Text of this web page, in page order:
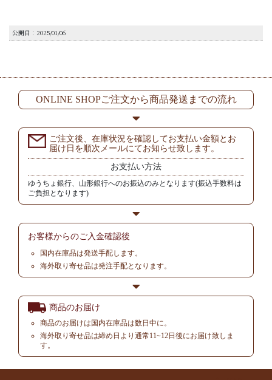
公開日：2025/01/06
ONLINE SHOPご注文から商品発送までの流れ
ご注文後、在庫状況を確認してお支払い金額とお
届け日を順次メールにてお知らせ致します。
お支払い方法
ゆうちょ銀行、山形銀行へのお振込のみとなります(振込手数料は
ご負担となります)
お客様からのご入金確認後
国内在庫品は発送手配します。
海外取り寄せ品は発注手配となります。
商品のお届け
商品のお届けは国内在庫品は数日中に。
海外取り寄せ品は締め日より通常11~12日後にお届け致しま
す。